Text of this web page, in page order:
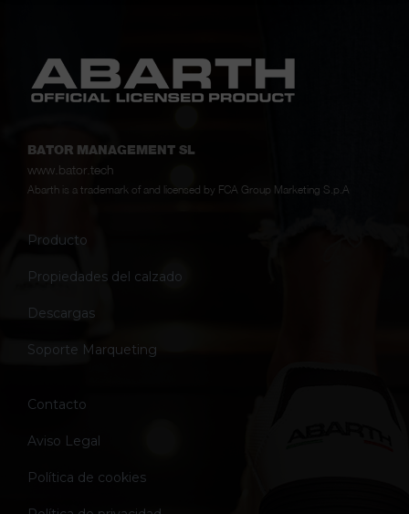
BATOR MANAGEMENT SL
www.bator.tech
Abarth is a trademark of and licensed by FCA Group Marketing S.p.A
Producto
Propiedades del calzado
Descargas
Soporte Marqueting
Contacto
Aviso Legal
Política de cookies